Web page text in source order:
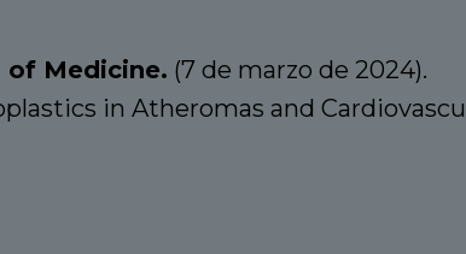
of Medicine. (7 de marzo de 2024).
in Atheromas and